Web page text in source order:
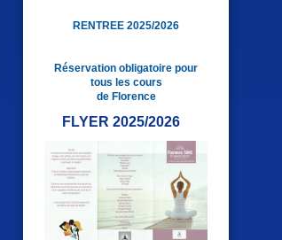
RENTREE 2025/2026
Réservation obligatoire pour
tous les cours
de Florence
FLYER 2025/2026